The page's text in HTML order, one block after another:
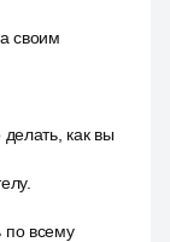
своим
как вы
по всему